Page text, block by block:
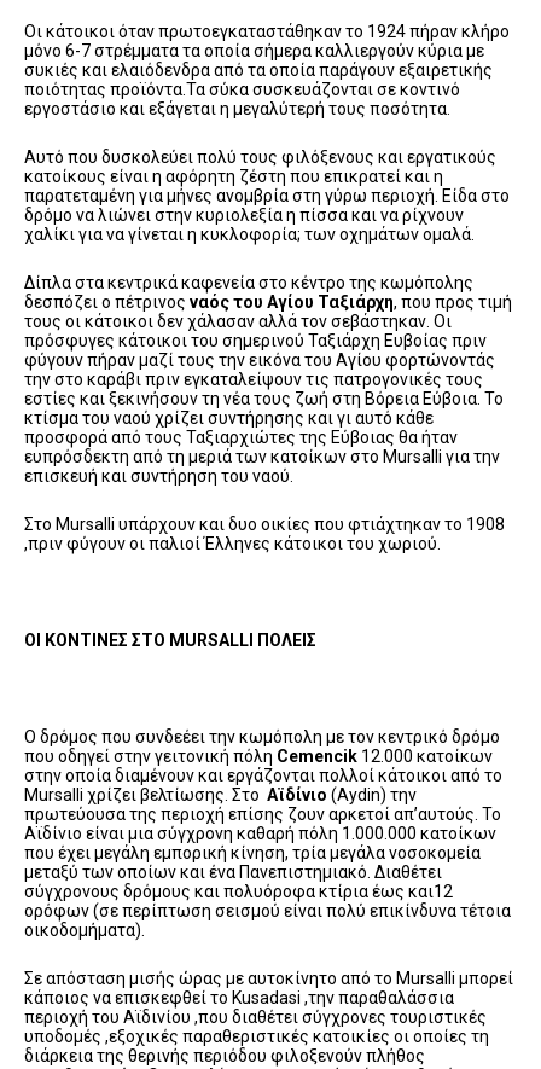
Οι κάτοικοι όταν πρωτοεγκαταστάθηκαν το 1924 πήραν κλήρο
μόνο 6-7 στρέμματα τα οποία σήμερα καλλιεργούν κύρια με
συκιές και ελαιόδενδρα από τα οποία παράγουν εξαιρετικής
ποιότητας προϊόντα.Τα σύκα συσκευάζονται σε κοντινό
εργοστάσιο και εξάγεται η μεγαλύτερή τους ποσότητα.
Αυτό που δυσκολεύει πολύ τους φιλόξενους και εργατικούς
κατοίκους είναι η αφόρητη ζέστη που επικρατεί και η
παρατεταμένη για μήνες ανομβρία στη γύρω περιοχή. Είδα στο
δρόμο να λιώνει στην κυριολεξία η πίσσα και να ρίχνουν
χαλίκι για να γίνεται η κυκλοφορία; των οχημάτων ομαλά.
Δίπλα στα κεντρικά καφενεία στο κέντρο της κωμόπολης
δεσπόζει ο πέτρινος ναός του Αγίου Ταξιάρχη, που προς τιμή
τους οι κάτοικοι δεν χάλασαν αλλά τον σεβάστηκαν. Οι
πρόσφυγες κάτοικοι του σημερινού Ταξιάρχη Ευβοίας πριν
φύγουν πήραν μαζί τους την εικόνα του Αγίου φορτώνοντάς
την στο καράβι πριν εγκαταλείψουν τις πατρογονικές τους
εστίες και ξεκινήσουν τη νέα τους ζωή στη Βόρεια Εύβοια. Το
κτίσμα του ναού χρίζει συντήρησης και γι αυτό κάθε
προσφορά από τους Ταξιαρχιώτες της Εύβοιας θα ήταν
ευπρόσδεκτη από τη μεριά των κατοίκων στο Mursalli για την
επισκευή και συντήρηση του ναού.
Στο Mursalli υπάρχουν και δυο οικίες που φτιάχτηκαν το 1908
,πριν φύγουν οι παλιοί Έλληνες κάτοικοι του χωριού.
ΟΙ ΚΟΝΤΙΝΕΣ ΣΤΟ MURSALLI ΠΟΛΕΙΣ
Ο δρόμος που συνδεέει την κωμόπολη με τον κεντρικό δρόμο
που οδηγεί στην γειτονική πόλη Cemencik 12.000 κατοίκων
στην οποία διαμένουν και εργάζονται πολλοί κάτοικοι από το
Mursalli χρίζει βελτίωσης. Στο Aϊδίνιο (Aydin) την
πρωτεύουσα της περιοχή επίσης ζουν αρκετοί απ’αυτούς. Το
Aϊδίνιο είναι μια σύγχρονη καθαρή πόλη 1.000.000 κατοίκων
που έχει μεγάλη εμπορική κίνηση, τρία μεγάλα νοσοκομεία
μεταξύ των οποίων και ένα Πανεπιστημιακό. Διαθέτει
σύγχρονους δρόμους και πολυόροφα κτίρια έως και12
ορόφων (σε περίπτωση σεισμού είναι πολύ επικίνδυνα τέτοια
οικοδομήματα).
Σε απόσταση μισής ώρας με αυτοκίνητο από το Μursalli μπορεί
κάποιος να επισκεφθεί το Kusadasi ,την παραθαλάσσια
περιοχή του Aϊδινίου ,που διαθέτει σύγχρονες τουριστικές
υποδομές ,εξοχικές παραθεριστικές κατοικίες οι οποίες τη
διάρκεια της θερινής περιόδου φιλοξενούν πλήθος